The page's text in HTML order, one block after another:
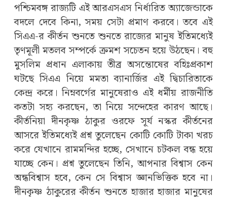
পশ্চিমবঙ্গ রাজ্যটি এই আরএসএস নির্ধারিত অ্যাজেন্ডাকে
বদলে দেবে কিনা, সময় সেটা প্রমাণ করবে। তবে এই
সিএএ-র কীর্তন শুনতে শুনতে রাজ্যের মানুষ ইতিমধ্যেই
তৃণমূলী মতলব সম্পর্কে ক্রমশ সচেতন হয়ে উঠছেন। বহু
মুসলিম প্রধান এলাকায় তীব্র অসন্তোষের বহিঃপ্রকাশ
ঘটছে সিএএ নিয়ে মমতা ব্যানার্জির এই দ্বিচারিতাকে
কেন্দ্র করে। নিম্নবর্গের মানুষেরাও এই ধর্মীয় রাজনীতি
কতটা সহ্য করছেন, তা নিয়ে সন্দেহের কারণ আছে।
কীর্তনিয়া দীনকৃষ্ণ ঠাকুর ওরফে সূর্য নস্কর কীর্তনের
আসরে ইতিমধ্যেই প্রশ্ন তুলেছেন কোটি কোটি টাকা খরচ
করে যেখানে রামমন্দির হচ্ছে, সেখানে চটকল বন্ধ হয়ে
যাচ্ছে কেন। প্রশ্ন তুলেছেন তিনি, আপনার বিশ্বাস কেন
অন্ধবিশ্বাস হবে, কেন সে বিশ্বাস জ্ঞানভিত্তিক হবে না।
দীনকৃষ্ণ ঠাকুরের কীর্তন শুনতে হাজার হাজার মানুষের